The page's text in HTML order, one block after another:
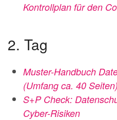
Kontrollplan für den
2. Tag
Muster-Handbuch
(Umfang ca. 40 Seiten)
S+P Check:
Cyber-Risiken